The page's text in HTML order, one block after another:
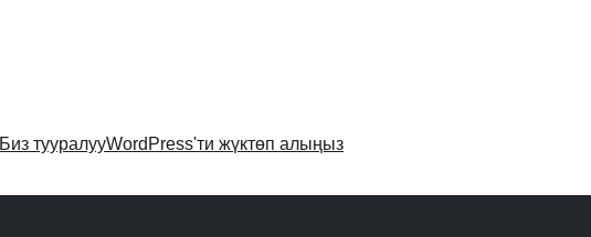
Биз тууралууWordPress'ти жүктөп алыңыз